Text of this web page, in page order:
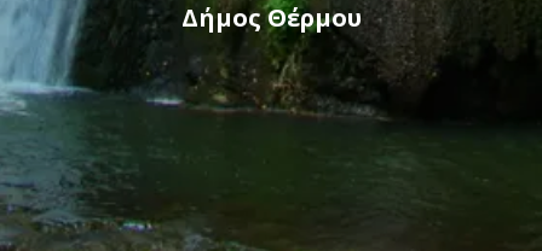
Δήμος Θέρμου